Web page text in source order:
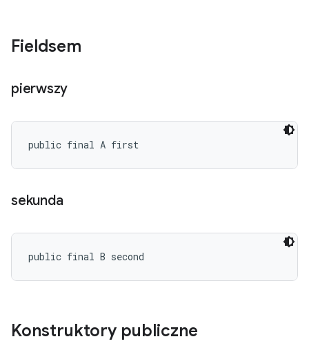
Fieldsem
pierwszy
public final A first
sekunda
public final B second
Konstruktory publiczne